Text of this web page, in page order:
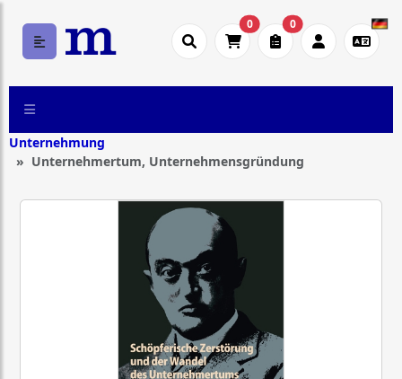
0 0
Unternehmung
Unternehmertum, Unternehmensgründung